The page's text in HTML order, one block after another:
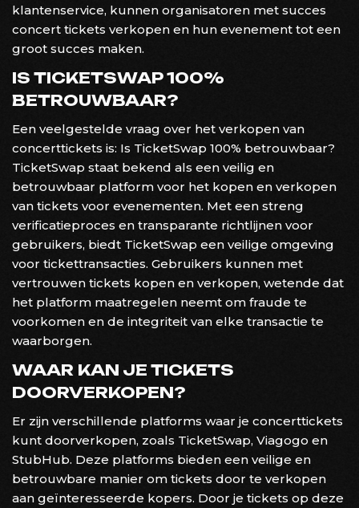
klantenservice, kunnen organisatoren met succes
concert tickets verkopen en hun evenement tot een
groot succes maken.
IS TICKETSWAP 100%
BETROUWBAAR?
Een veelgestelde vraag over het verkopen van
concerttickets is: Is TicketSwap 100% betrouwbaar?
TicketSwap staat bekend als een veilig en
betrouwbaar platform voor het kopen en verkopen
van tickets voor evenementen. Met een streng
verificatieproces en transparante richtlijnen voor
gebruikers, biedt TicketSwap een veilige omgeving
voor tickettransacties. Gebruikers kunnen met
vertrouwen tickets kopen en verkopen, wetende dat
het platform maatregelen neemt om fraude te
voorkomen en de integriteit van elke transactie te
waarborgen.
WAAR KAN JE TICKETS
DOORVERKOPEN?
Er zijn verschillende platforms waar je concerttickets
kunt doorverkopen, zoals TicketSwap, Viagogo en
StubHub. Deze platforms bieden een veilige en
betrouwbare manier om tickets door te verkopen
aan geïnteresseerde kopers. Door je tickets op deze